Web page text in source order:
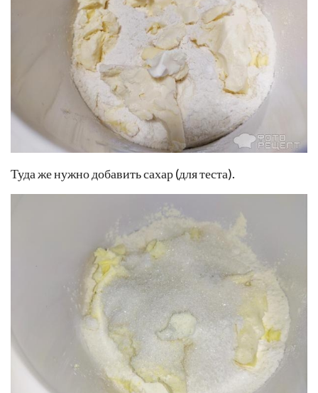
Туда же нужно добавить сахар (для теста).